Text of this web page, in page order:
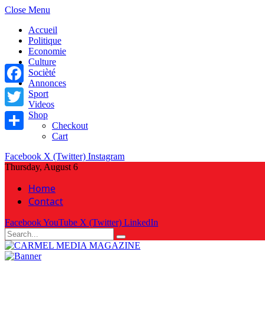
Close Menu
Accueil
Politique
Economie
Culture
Socièté
Annonces
Sport
Videos
Shop
Checkout
Cart
Facebook X (Twitter) Instagram
Thursday, August 6
Home
Contact
FacebookYouTube X (Twitter) LinkedIn
Facebook
Twitter